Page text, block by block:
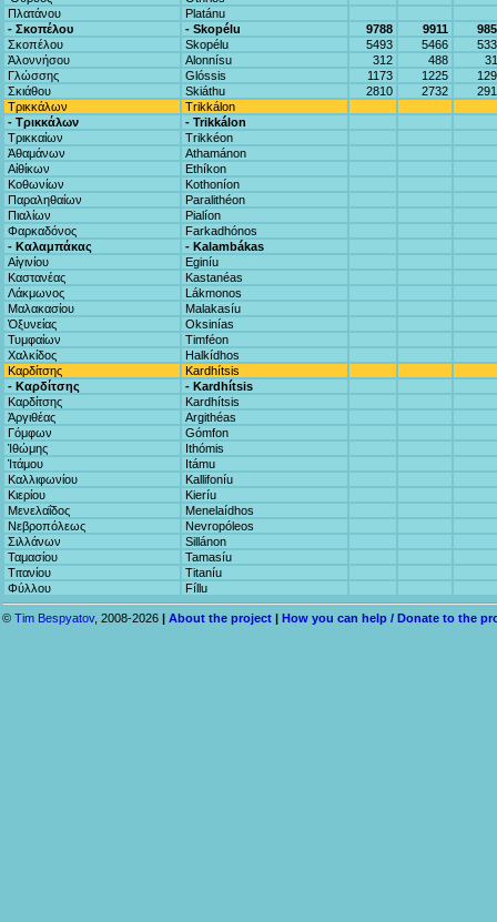
Πλατάνου
Platánu
- Σκοπέλου
- Skopélu 9788 9911
Σκοπέλου
Skopélu 5493 5466
Ἀλοννήσου
Alonnísu 312 488
Γλώσσης
Glóssis 1173 1225
Σκιάθου
Skiáthu 2810 2732
Τρικκάλων
Trikkálon
- Τρικκάλων
- Trikkálon
Τρικκαίων
Trikkéon
Ἀθαμάνων
Athamánon
Αἰθίκων
Ethíkon
Κοθωνίων
Kothoníon
Παραληθαίων
Paralithéon
Πιαλίων
Pialíon
Φαρκαδόνος
Farkadhónos
- Καλαμπάκας
- Kalambákas
Αἰγινίου
Eginíu
Καστανέας
Kastanéas
Λάκμωνος
Lákmonos
Μαλακασίου
Malakasíu
Ὀξυνείας
Oksinías
Τυμφαίων
Timféon
Χαλκίδος
Halkídhos
Καρδίτσης
Kardhítsis
- Καρδίτσης
- Kardhítsis
Καρδίτσης
Kardhítsis
Ἀργιθέας
Argithéas
Γόμφων
Gómfon
Ἰθώμης
Ithómis
Ἰτάμου
Itámu
Καλλιφωνίου
Kallifoníu
Κιερίου
Kieríu
Μενελαΐδος
Menelaídhos
Νεβροπόλεως
Nevropóleos
Σιλλάνων
Sillánon
Ταμασίου
Tamasíu
Τιτανίου
Titaníu
Φύλλου
Fíllu
© Tim Bespyatov, 2008-2026 | About the project | How you can help / Donate to the